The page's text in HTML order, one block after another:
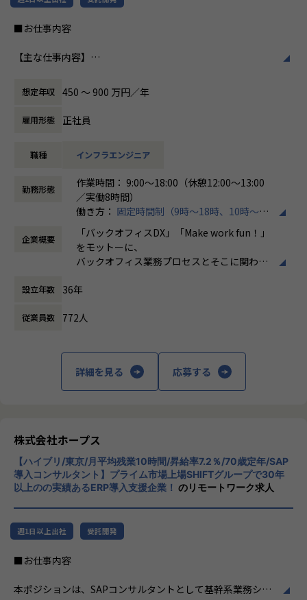
そしてそれは、本当の意味でエンジニアの人生を守るため
・必要なときに必要なシステムを簡単に利用できる
展を続けること
アがワクワクする社会を創っていきます。
【プロジェクト内容※一例です※】
受注システム：要件定義からリリースまで約2年のプロジ
ェクトにおいて、開発期間は2ヵ月と短納期で完了
生成型AI ：プロセスマイニングを用いた野良AIの防止
【ローコード開発に携わったエンジニアの声】
そうなイメージが正直あったが、実際にやってみるとローコ
・API開発、オープンソースは今までできたことを効率的
より幅広い技術・知識の習得を楽しめる！（30代男性）
・開発工程を短縮することで、本当に必要な工程に時間を
ると感じる（30代女性）。
・お客様から「想定より早く導入できた」「ほしかったシ
ステムがたくさんあり、使うことが楽しみだ」とお声をいた
だき、嬉しかった！（20代女性）
【事業責任者からのメッセージ】
世界基準でみたときに、世界ではポピュラーだけど日本で
はまだ浸透していないソリューションがたくさんあります。
もたくさんあります。
開発を積極的に推進しております。
景を持つ社員が協力し合いながら働いていま
働き方/リモートワーク
均週2～3日の在宅勤務が可能です。転勤はな
きます。残業は月平均10時間程度と少なく、
■お仕事内容
【主な仕事内容】
インフラエンジニアとして、
これから導入していきたいお客様や、クラウドの利用をさら
に加速をしたいお客様に対して、
提案および調査分析、設計、構築、保守等の業務を行ってい
上流工程～下流工程すべての作業があり、当社メンバーでチ
大手銀行向け 基盤更改
h）、JP1​
その他、サーバーレスアーキテクチャでのデータ基盤構築
将来的には、インフラアーキテクトや上級インフラエンジニ
アなど、スペシャリストを目指して頂くことも可能です。
など、ご志向性に応じたキャリアマップを用意しています。
現在、若手～ベテラン層まで幅広い人材が活躍しており、切
磋琢磨しながら成長できる環境です。
・Mさん（20代後半）
ウドサーバ運用、オンプレサーバ運用・更改、ジョブネット
DB呼び出し、データバックアップ、インシデント対応など
想定年収 450 〜 900 万円／年
雇用形態 正社員
職種 インフラエンジニア
勤務形態
作業時間： 9:00～18:00（休憩12:00～13:00
／実働8時間）
働き方： 固定時間制（9時～18時、10時～19
時など）
時間外労働の有無： 有（月平均10時間）
休憩時間： 60分
企業概要
「バックオフィスDX」「Make work fun！」
をモットーに、
バックオフィス業務プロセスとそこに関わる
企業競争力を向上させることを使命としてい
チ開発やコンサルティングまで幅広いサービ
スを提供しています。クラウドERPやローコ
ード開発を柱とし、業務効率化やDX推進、経
CloudやOracle ERP Cloudなどを活用し、企
業の業務プロセスを最適化し、経営管理の強
化を図っています1。
社風/文化
ホープスは、若手社員が活躍できる環境で、
社内の風通しが良く、活気に満ちた雰囲気が
特徴です。多様性を重視し、様々な国籍や背
設立年数 36年
従業員数 772人
詳細を見る 応募する
株式会社ホープス
【ハイブリ/東京/月平均残業10時間/昇給率7.2％/70歳定年/SAP
導入コンサルタント】プライム市場上場SHIFTグループで30年
以上のの実績あるERP導入支援企業！ のリモートワーク求人
週1日以上出社 受託開発
■お仕事内容
本ポジションは、SAPコンサルタントとして基幹系業務シス